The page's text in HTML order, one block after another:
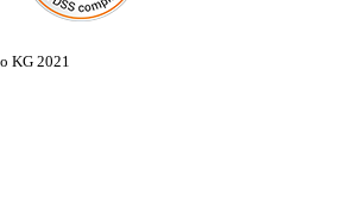
KG 2021